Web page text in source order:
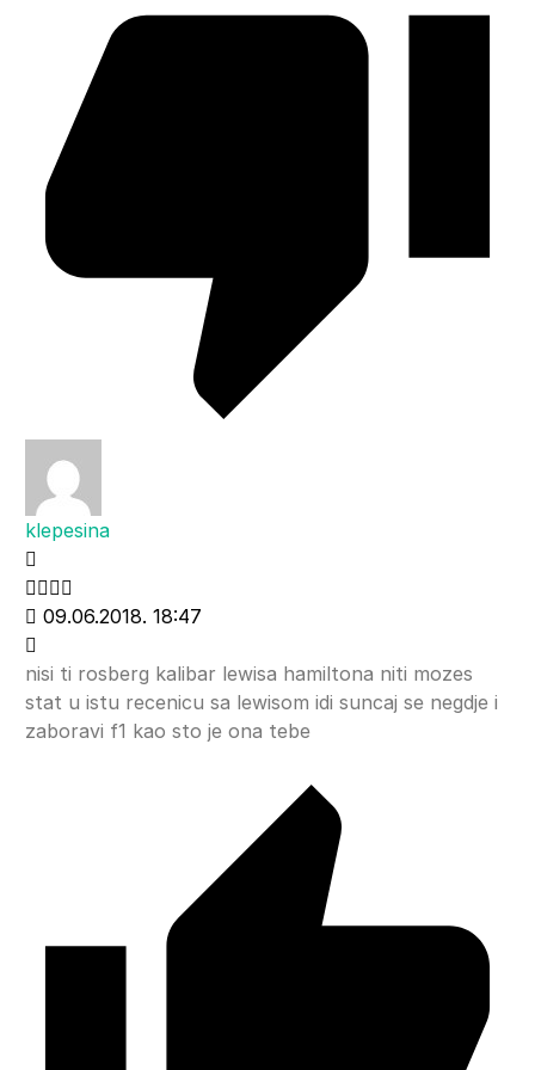
klepesina
09.06.2018. 18:47
nisi ti rosberg kalibar lewisa hamiltona niti mozes
stat u istu recenicu sa lewisom idi suncaj se negdje i
zaboravi f1 kao sto je ona tebe